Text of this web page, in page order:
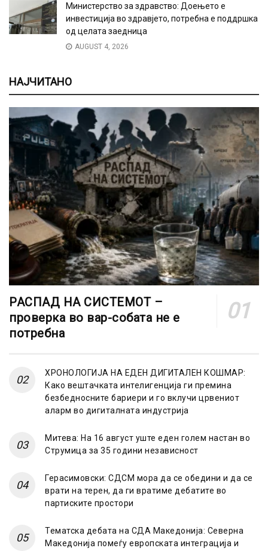
Министерство за здравство: Доењето е
инвестиција во здравјето, потребна е поддршка
од целата заедница
AUGUST 4, 2026
НАЈЧИТАНО
РАСПАД НА СИСТЕМОТ –
проверка во вар-собата не е
потребна
ХРОНОЛОГИЈА НА ЕДЕН ДИГИТАЛЕН КОШМАР:
Како вештачката интелигенција ги премина
безбедносните бариери и го вклучи црвениот
аларм во дигиталната индустрија
Митева: На 16 август уште еден голем настан во
Струмица за 35 години независност
Герасимовски: СДСМ мора да се обедини и да се
врати на терен, да ги вратиме дебатите во
партиските простори
Тематска дебата на СДА Македонија: Северна
Македонија помеѓу европската интеграција и